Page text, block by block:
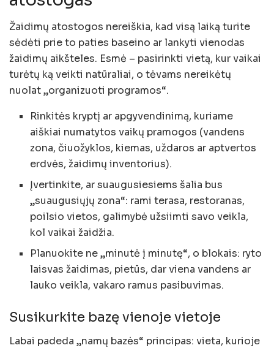
Žaidimų atostogos nereiškia, kad visą laiką turite
sėdėti prie to paties baseino ar lankyti vienodas
žaidimų aikšteles. Esmė – pasirinkti vietą, kur vaikai
turėtų ką veikti natūraliai, o tėvams nereikėtų
nuolat „organizuoti programos“.
Rinkitės kryptį ar apgyvendinimą, kuriame
aiškiai numatytos vaikų pramogos (vandens
zona, čiuožyklos, kiemas, uždaros ar aptvertos
erdvės, žaidimų inventorius).
Įvertinkite, ar suaugusiesiems šalia bus
„suaugusiųjų zona“: rami terasa, restoranas,
poilsio vietos, galimybė užsiimti savo veikla,
kol vaikai žaidžia.
Planuokite ne „minutė į minutę“, o blokais: ryto
laisvas žaidimas, pietūs, dar viena vandens ar
lauko veikla, vakaro ramus pasibuvimas.
Susikurkite bazę vienoje vietoje
Labai padeda „namų bazės“ principas: vieta, kurioje